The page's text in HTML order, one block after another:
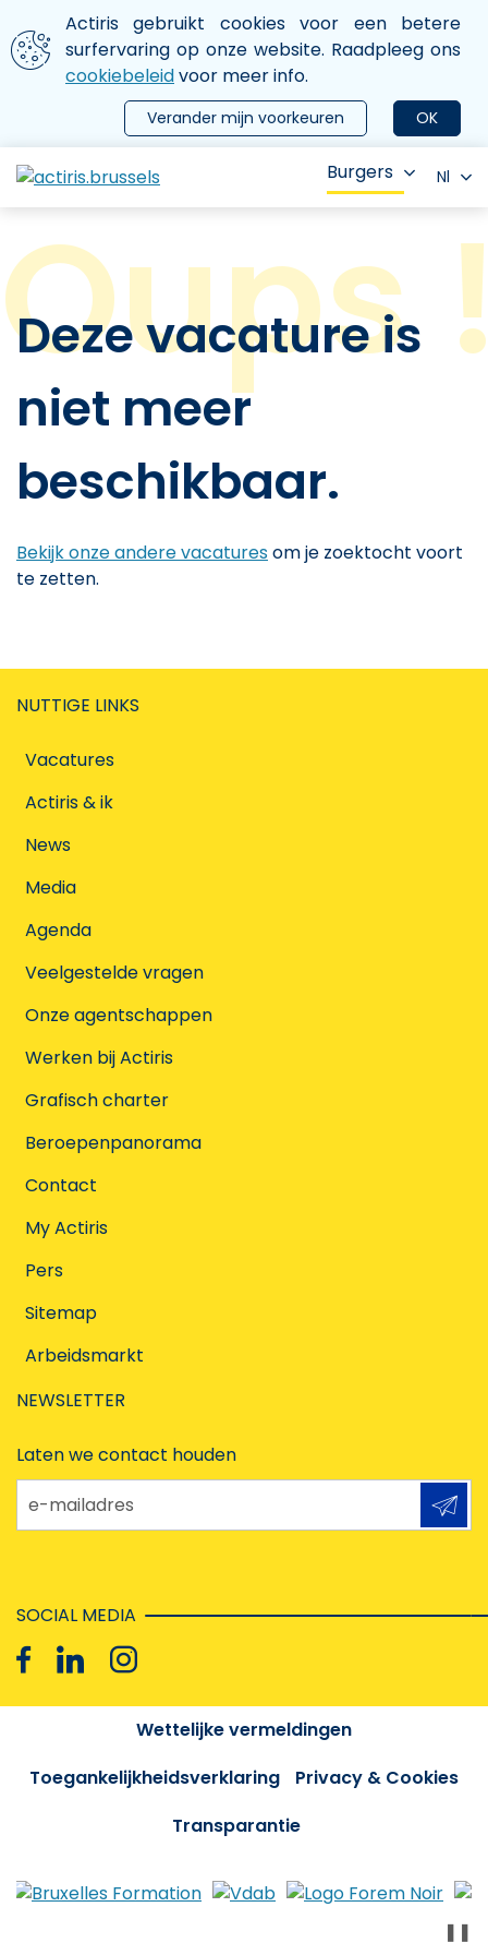
Aller au contenu principal
We gebruiken cookies
Actiris gebruikt cookies voor een betere
surfervaring op onze website. Raadpleeg ons
cookiebeleidvoor meer info.
OK
Verander mijn voorkeuren
le menu
Burgers Nl
Deze vacature is
niet meer
beschikbaar.
Bekijk onze andere vacaturesom je zoektocht voort
te zetten.
NUTTIGE LINKS
Vacatures
Actiris & ik
News
Media
Agenda
Veelgestelde vragen
Onze agentschappen
Werken bij Actiris
Grafisch charter
Beroepenpanorama
Contact
My Actiris
Pers
Sitemap
Arbeidsmarkt
NEWSLETTER
Laten we contact houden
e-mailadres
SOCIAL MEDIA
Wettelijke vermeldingen
Toegankelijkheidsverklaring
Privacy & Cookies
Transparantie
❚❚